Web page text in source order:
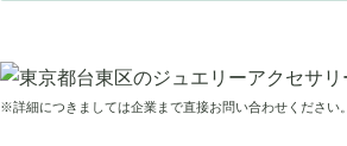
※詳細につきましては企業まで直接お問い合わせください。